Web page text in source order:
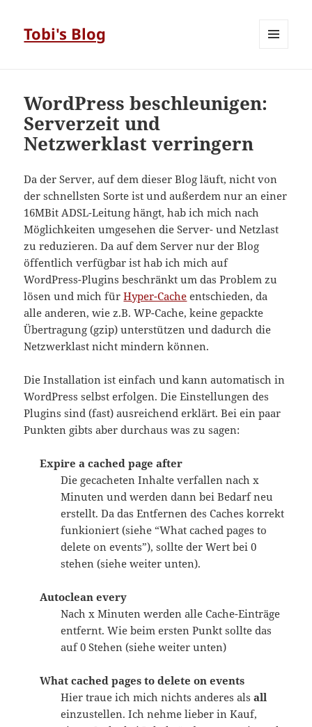
Tobi's Blog
WordPress beschleunigen:
Serverzeit und
Netzwerklast verringern
Da der Server, auf dem dieser Blog läuft, nicht von
der schnellsten Sorte ist und außerdem nur an einer
16MBit ADSL-Leitung hängt, hab ich mich nach
Möglichkeiten umgesehen die Server- und Netzlast
zu reduzieren. Da auf dem Server nur der Blog
öffentlich verfügbar ist hab ich mich auf
WordPress-Plugins beschränkt um das Problem zu
lösen und mich fürHyper-Cache entschieden, da
alle anderen, wie z.B. WP-Cache, keine gepackte
Übertragung (gzip) unterstützen und dadurch die
Netzwerklast nicht mindern können.
Die Installation ist einfach und kann automatisch in
WordPress selbst erfolgen. Die Einstellungen des
Plugins sind (fast) ausreichend erklärt. Bei ein paar
Punkten gibts aber durchaus was zu sagen:
Expire a cached page after
Die gecacheten Inhalte verfallen nach x
Minuten und werden dann bei Bedarf neu
erstellt. Da das Entfernen des Caches korrekt
funkioniert (siehe “What cached pages to
delete on events”), sollte der Wert bei 0
stehen (siehe weiter unten).
Autoclean every
Nach x Minuten werden alle Cache-Einträge
entfernt. Wie beim ersten Punkt sollte das
auf 0 Stehen (siehe weiter unten)
What cached pages to delete on events
Hier traue ich mich nichts anderes als all
einzustellen. Ich nehme lieber in Kauf,